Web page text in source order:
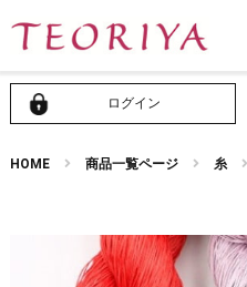
ログイン
HOME 商品一覧ページ 糸